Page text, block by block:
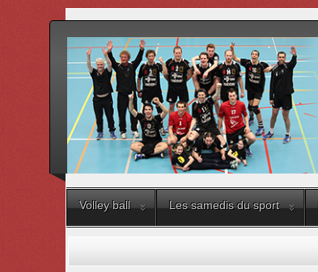
Volley ball Les samedis du sport